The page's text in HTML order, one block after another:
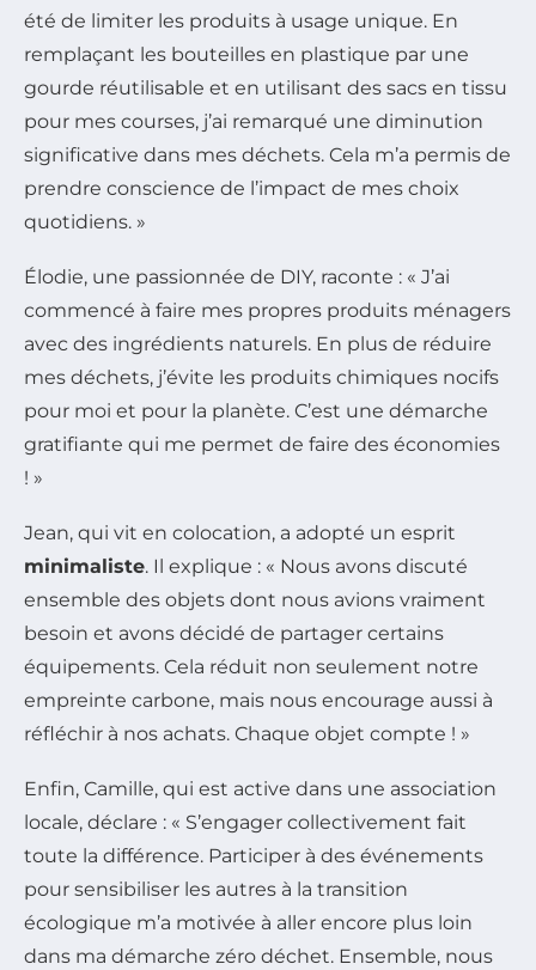
été de limiter les produits à usage unique. En
remplaçant les bouteilles en plastique par une
gourde réutilisable et en utilisant des sacs en tissu
pour mes courses, j’ai remarqué une diminution
significative dans mes déchets. Cela m’a permis de
prendre conscience de l’impact de mes choix
quotidiens. »
Élodie, une passionnée de DIY, raconte : « J’ai
commencé à faire mes propres produits ménagers
avec des ingrédients naturels. En plus de réduire
mes déchets, j’évite les produits chimiques nocifs
pour moi et pour la planète. C’est une démarche
gratifiante qui me permet de faire des économies
! »
Jean, qui vit en colocation, a adopté un esprit
minimaliste. Il explique : « Nous avons discuté
ensemble des objets dont nous avions vraiment
besoin et avons décidé de partager certains
équipements. Cela réduit non seulement notre
empreinte carbone, mais nous encourage aussi à
réfléchir à nos achats. Chaque objet compte ! »
Enfin, Camille, qui est active dans une association
locale, déclare : « S’engager collectivement fait
toute la différence. Participer à des événements
pour sensibiliser les autres à la transition
écologique m’a motivée à aller encore plus loin
dans ma démarche zéro déchet. Ensemble, nous